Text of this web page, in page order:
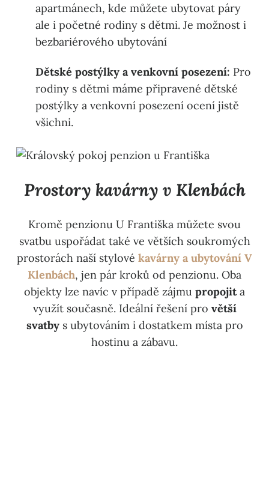
apartmánech, kde můžete ubytovat páry
ale i početné rodiny s dětmi. Je možnost i
bezbariérového ubytování
Dětské postýlky a venkovní posezení: Pro
rodiny s dětmi máme připravené dětské
postýlky a venkovní posezení ocení jistě
všichni.
Prostory kavárny v Klenbách
Kromě penzionu U Františka můžete svou
svatbu uspořádat také ve větších soukromých
prostorách naší stylové kavárny a ubytování V
Klenbách, jen pár kroků od penzionu. Oba
objekty lze navíc v případě zájmu propojita
využít současně. Ideální řešení pro větší
svatbys ubytováním i dostatkem místa pro
hostinu a zábavu.